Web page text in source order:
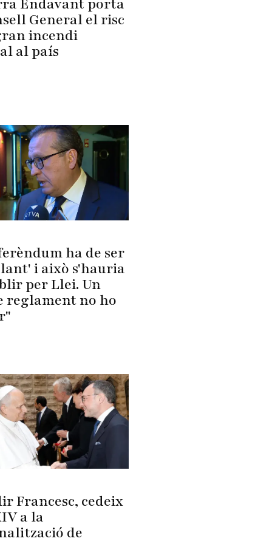
Endavant porta
General el risc
incendi
al país
ha de ser
i això s'hauria
per Llei. Un
reglament no ho
Francesc, cedeix
a la
de